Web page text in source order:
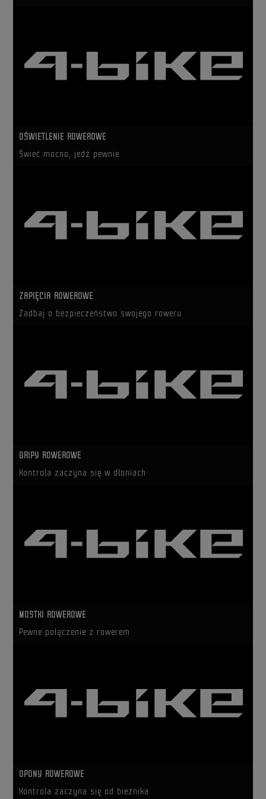
OŚWIETLENIE ROWEROWE
Świeć mocno, jedź pewnie
ZAPIĘCIA ROWEROWE
Zadbaj o bezpieczeństwo swojego roweru
GRIPY ROWEROWE
Kontrola zaczyna się w dłoniach
MOSTKI ROWEROWE
Pewne połączenie z rowerem
OPONY ROWEROWE
Kontrola zaczyna się od bieżnika